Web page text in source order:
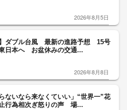
2026年8月5日
】ダブル台風 最新の進路予想 15号
日本へ お盆休みの交通...
2026年8月8日
ないなら来なくていい」“世界一”花
行為相次ぎ怒りの声 場...